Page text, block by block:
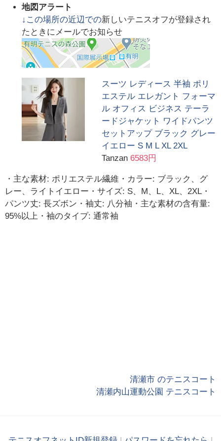
地図アラート
↓この場所の近辺での新しいテニスオフが登録され
たときにメールでお知らせ
スーツ レディース 半袖 ポリ
エステル エレガント フォーマ
ル オフィス ビジネス テーラ
ードジャケット ワイドパンツ
セットアップ ブラック グレー
イエロー S M L XL 2XL
Tanzan 6583円
・主な素材: ポリエステル繊維・カラー: ブラック、グ
レー、ライトイエロー・サイズ: S、M、L、XL、2XL・
パンツ丈: 長ズボン・袖丈: 八分袖・主な素材の含有量:
95%以上・袖のタイプ: 通常袖
清瀬市 のテニスコート
清瀬内山運動公園 テニスコート